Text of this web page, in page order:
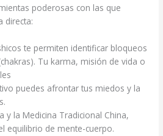
poderosas con las que
directa:
te permiten identificar bloqueos
Tu karma, misión de vida o
puedes afrontar tus miedos y la
y la Medicina Tradicional China,
equilibrio de mente-cuerpo.